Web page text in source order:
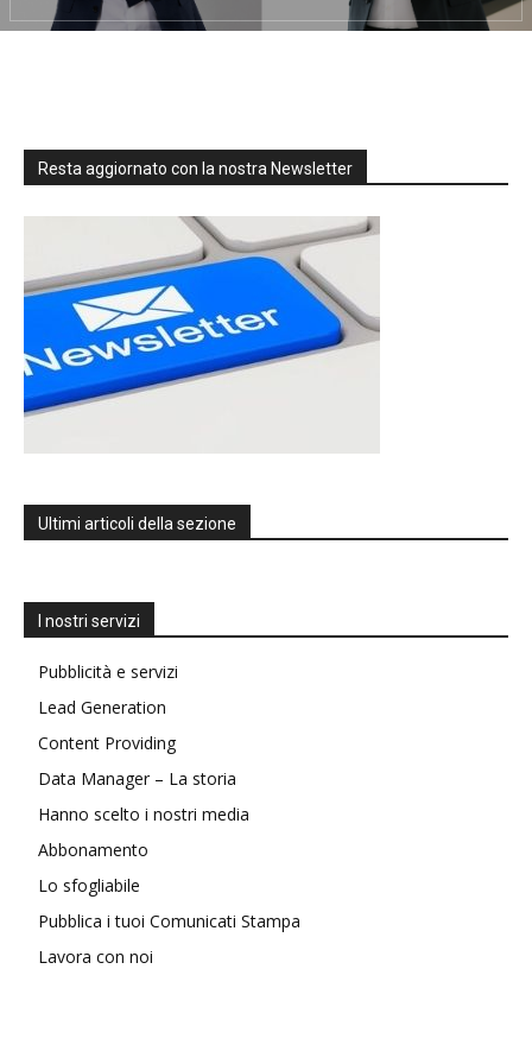
Resta aggiornato con la nostra Newsletter
Ultimi articoli della sezione
I nostri servizi
Pubblicità e servizi
Lead Generation
Content Providing
Data Manager – La storia
Hanno scelto i nostri media
Abbonamento
Lo sfogliabile
Pubblica i tuoi Comunicati Stampa
Lavora con noi